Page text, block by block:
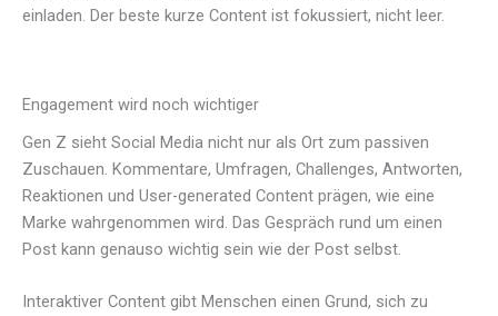
einladen. Der beste kurze Content ist fokussiert, nicht leer.
Engagement wird noch wichtiger
Gen Z sieht Social Media nicht nur als Ort zum passiven
Zuschauen. Kommentare, Umfragen, Challenges, Antworten,
Reaktionen und User-generated Content prägen, wie eine
Marke wahrgenommen wird. Das Gespräch rund um einen
Post kann genauso wichtig sein wie der Post selbst.
Interaktiver Content gibt Menschen einen Grund, sich zu